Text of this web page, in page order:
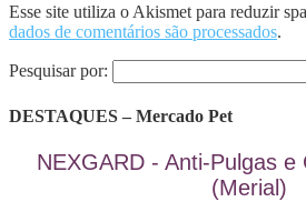
Esse site utiliza o Akismet para reduzir
dados de comentários são processados.
Pesquisar por:
DESTAQUES – Mercado Pet
NEXGARD - Anti-Pulgas e
(Merial)